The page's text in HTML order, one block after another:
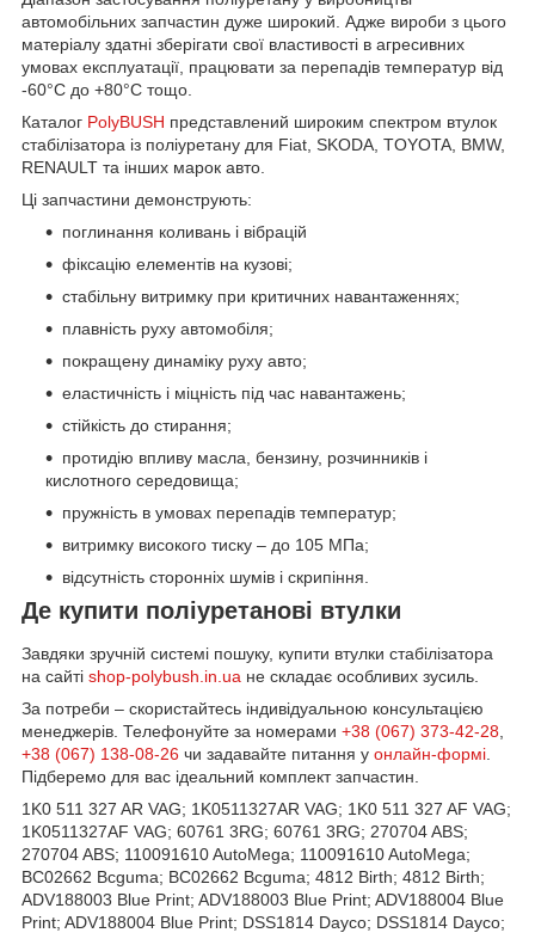
автомобільних запчастин дуже широкий. Адже вироби з цього
матеріалу здатні зберігати свої властивості в агресивних
умовах експлуатації, працювати за перепадів температур від
-60°С до +80°С тощо.
Каталог PolyBUSH представлений широким спектром втулок
стабілізатора із поліуретану для Fiat, SKODA, TOYOTA, BMW,
RENAULT та інших марок авто.
Ці запчастини демонструють:
поглинання коливань і вібрацій
фіксацію елементів на кузові;
стабільну витримку при критичних навантаженнях;
плавність руху автомобіля;
покращену динаміку руху авто;
еластичність і міцність під час навантажень;
стійкість до стирання;
протидію впливу масла, бензину, розчинників і
кислотного середовища;
пружність в умовах перепадів температур;
витримку високого тиску – до 105 МПа;
відсутність сторонніх шумів і скрипіння.
Де купити поліуретанові втулки
Завдяки зручній системі пошуку, купити втулки стабілізатора
на сайті shop-polybush.in.ua не складає особливих зусиль.
За потреби – скористайтесь індивідуальною консультацією
менеджерів. Телефонуйте за номерами +38 (067) 373-42-28
+38 (067) 138-08-26 чи задавайте питання у онлайн-формі
Підберемо для вас ідеальний комплект запчастин.
1K0 511 327 AR VAG; 1K0511327AR VAG; 1K0 511 327 AF VAG;
1K0511327AF VAG; 60761 3RG; 60761 3RG; 270704 ABS;
270704 ABS; 110091610 AutoMega; 110091610 AutoMega;
BC02662 Bcguma; BC02662 Bcguma; 4812 Birth; 4812 Birth;
ADV188003 Blue Print; ADV188003 Blue Print; ADV188004 Blue
Print; ADV188004 Blue Print; DSS1814 Dayco; DSS1814 Dayco;